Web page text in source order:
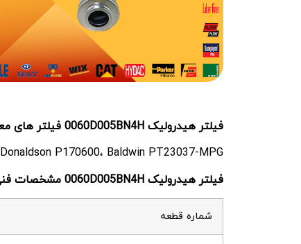
فیلتر هیدرولیک 0060D005BN4H فیلتر های معادل
Donaldson P170600، Baldwin PT23037-MPG
فیلتر هیدرولیک 0060D005BN4H مشخصات فنی
شماره قطعه